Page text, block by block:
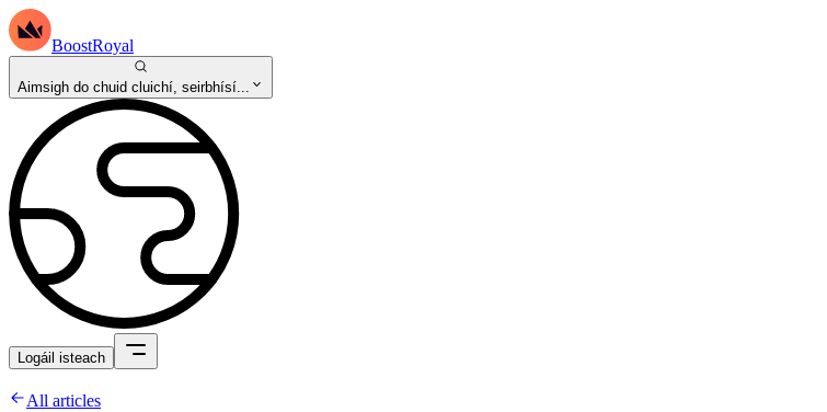
BoostRoyal
Aimsigh do chuid cluichí, seirbhísí...
Logáil isteach
All articles